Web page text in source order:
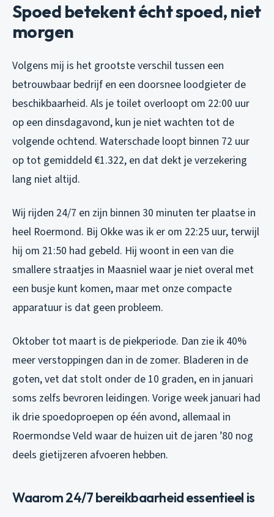
Spoed betekent écht spoed, niet
morgen
Volgens mij is het grootste verschil tussen een
betrouwbaar bedrijf en een doorsnee loodgieter de
beschikbaarheid. Als je toilet overloopt om 22:00 uur
op een dinsdagavond, kun je niet wachten tot de
volgende ochtend. Waterschade loopt binnen 72 uur
op tot gemiddeld €1.322, en dat dekt je verzekering
lang niet altijd.
Wij rijden 24/7 en zijn binnen 30 minuten ter plaatse in
heel Roermond. Bij Okke was ik er om 22:25 uur, terwijl
hij om 21:50 had gebeld. Hij woont in een van die
smallere straatjes in Maasniel waar je niet overal met
een busje kunt komen, maar met onze compacte
apparatuur is dat geen probleem.
Oktober tot maart is de piekperiode. Dan zie ik 40%
meer verstoppingen dan in de zomer. Bladeren in de
goten, vet dat stolt onder de 10 graden, en in januari
soms zelfs bevroren leidingen. Vorige week januari had
ik drie spoedoproepen op één avond, allemaal in
Roermondse Veld waar de huizen uit de jaren ’80 nog
deels gietijzeren afvoeren hebben.
Waarom 24/7 bereikbaarheid essentieel is